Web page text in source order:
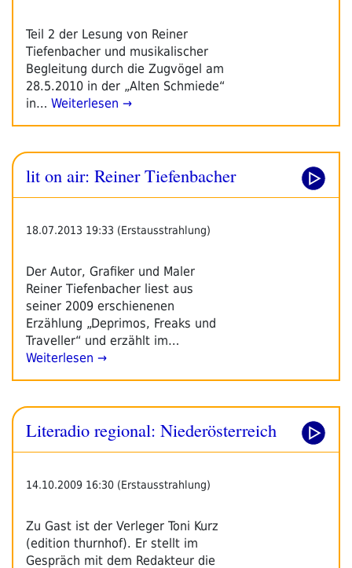
Teil 2 der Lesung von Reiner
Tiefenbacher und musikalischer
Begleitung durch die Zugvögel am
28.5.2010 in der „Alten Schmiede“
in… Weiterlesen →
lit on air: Reiner Tiefenbacher
18.07.2013 19:33 (Erstausstrahlung)
Der Autor, Grafiker und Maler
Reiner Tiefenbacher liest aus
seiner 2009 erschienenen
Erzählung „Deprimos, Freaks und
Traveller“ und erzählt im…
Weiterlesen →
Literadio regional: Niederösterreich
14.10.2009 16:30 (Erstausstrahlung)
Zu Gast ist der Verleger Toni Kurz
(edition thurnhof). Er stellt im
Gespräch mit dem Redakteur die